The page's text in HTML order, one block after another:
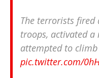
The terrorists
troops, activated a
attempted to
pic.twitter.com/